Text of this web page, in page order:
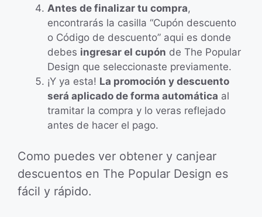
Antes de finalizar tu compra,
encontrarás la casilla “Cupón descuento
o Código de descuento” aqui es donde
debes ingresar el cupón de The Popular
Design que seleccionaste previamente.
¡Y ya esta! La promoción y descuento
será aplicado de forma automática al
tramitar la compra y lo veras reflejado
antes de hacer el pago.
Como puedes ver obtener y canjear
descuentos en The Popular Design es
fácil y rápido.